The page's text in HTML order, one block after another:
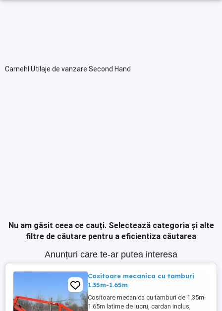
Carnehl Utilaje de vanzare Second Hand
Nu am găsit ceea ce cauți. Selectează categoria și alte
filtre de căutare pentru a eficientiza căutarea
Anunțuri care te-ar putea interesa
Cositoare mecanica cu tamburi
1.35m-1.65m
Cositoare mecanica cu tamburi de 1.35m-
1.65m latime de lucru, cardan inclus,